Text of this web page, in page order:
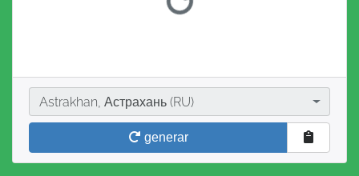
Ciudad
Astrakhan, Астрахань (RU)
generar